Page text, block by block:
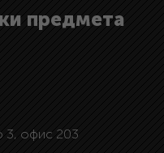
предмета
3, офис 203